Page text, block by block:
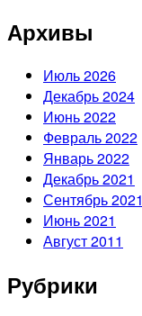
Архивы
Июль 2026
Декабрь 2024
Июнь 2022
Февраль 2022
Январь 2022
Декабрь 2021
Сентябрь 2021
Июнь 2021
Август 2011
Рубрики